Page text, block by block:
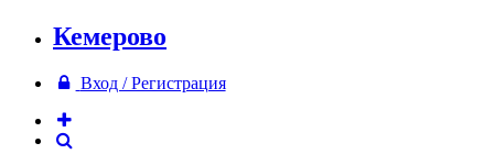
Кемерово
Вход / Регистрация